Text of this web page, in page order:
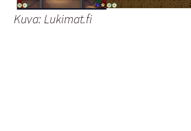
Kuva: Lukimat.fi